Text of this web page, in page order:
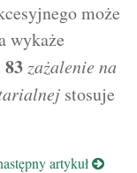
może
wykaże
83 zażalenie na
stosuje
artykuł